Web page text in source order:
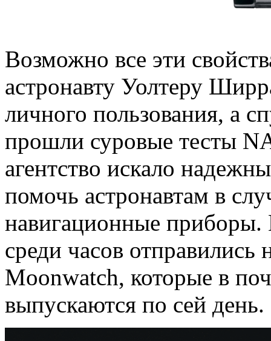
Возможно все эти
астронавту Уолтеру
личного пользования, а
прошли суровые тесты
агентство искало
помочь астронавтам в
навигационные приборы.
среди часов отправились
Moonwatch, которые в
выпускаются по сей день.